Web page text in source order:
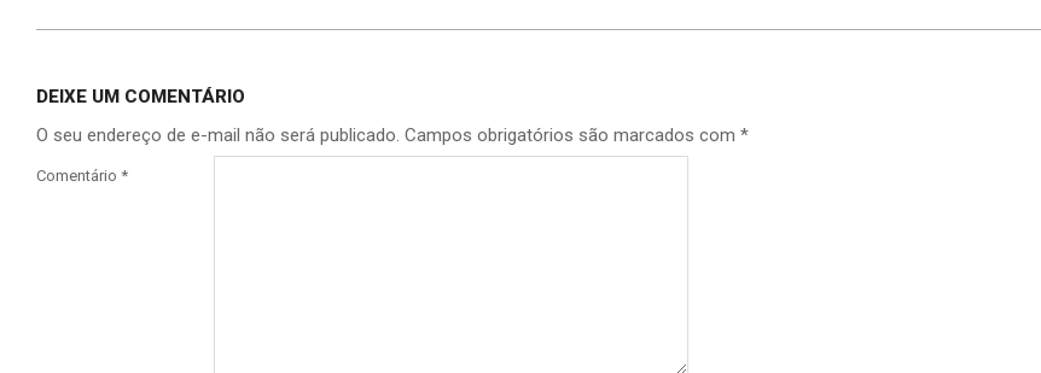
DEIXE UM COMENTÁRIO
O seu endereço de e-mail não será publicado. Campos obrigatórios são marcados com *
Comentário *